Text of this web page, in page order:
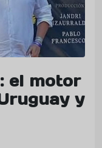
el motor
y